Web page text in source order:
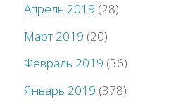
Апрель 2019 (28)
Март 2019 (20)
Февраль 2019 (36)
Январь 2019 (378)